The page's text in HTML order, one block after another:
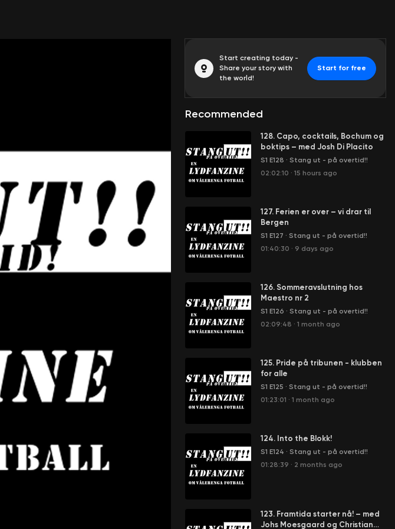
Start creating today -
Share your story with
the world!
Start for free
Recommended
128. Capo, cocktails, Bochum og
boktips – med Josh Di Placito
S1 E128 · Stang ut - på overtid!!
02:02:10 · 15 hours ago
127. Ferien er over – vi drar til
Bergen
S1 E127 · Stang ut - på overtid!!
01:40:30 · 9 days ago
126. Sommeravslutning hos
Maestro nr 2
S1 E126 · Stang ut - på overtid!!
02:09:48 · 1 month ago
125. Pride på tribunen - klubben
for alle
S1 E125 · Stang ut - på overtid!!
01:23:01 · 1 month ago
124. Into the Blokk!
S1 E124 · Stang ut - på overtid!!
01:28:39 · 2 months ago
123. Framtida starter nå! – med
Johs Moesgaard og Christian